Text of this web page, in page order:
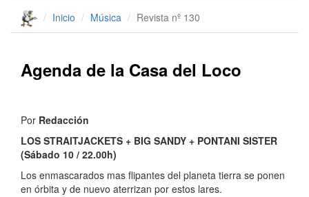
Inicio Música Revista nº 130
Agenda de la Casa del Loco
Por Redacción
LOS STRAITJACKETS + BIG SANDY + PONTANI SISTER
(Sábado 10 / 22.00h)
Los enmascarados mas flipantes del planeta tierra se ponen
en órbita y de nuevo aterrizan por estos lares.